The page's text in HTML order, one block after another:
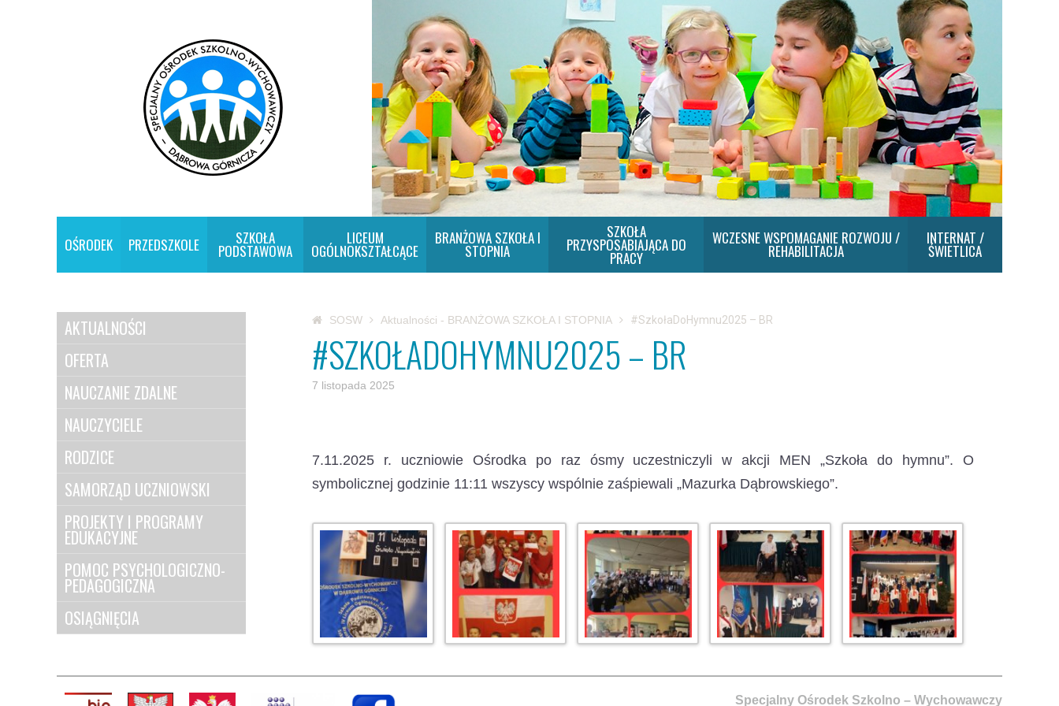
OŚRODEK PRZEDSZKOLE SZKOŁA
PODSTAWOWA
LICEUM
OGÓLNOKSZTAŁCĄCE
BRANŻOWA SZKOŁA I
STOPNIA
SZKOŁA
PRZYSPOSABIAJĄCA DO
PRACY
WCZESNE WSPOMAGANIE ROZWOJU /
REHABILITACJA
INTERNAT /
ŚWIETLICA
AKTUALNOŚCI
OFERTA
NAUCZANIE ZDALNE
NAUCZYCIELE
RODZICE
SAMORZĄD UCZNIOWSKI
PROJEKTY I PROGRAMY
EDUKACYJNE
POMOC PSYCHOLOGICZNO-
PEDAGOGICZNA
OSIĄGNIĘCIA
SOSW Aktualności - BRANŻOWA SZKOŁA I STOPNIA #SzkołaDoHymnu2025 – BR
#SZKOŁADOHYMNU2025 – BR
7 listopada 2025
7.11.2025 r. uczniowie Ośrodka po raz ósmy uczestniczyli w akcji MEN „Szkoła do hymnu”. O
symbolicznej godzinie 11:11 wszyscy wspólnie zaśpiewali „Mazurka Dąbrowskiego”.
Specjalny Ośrodek Szkolno – Wychowawczy